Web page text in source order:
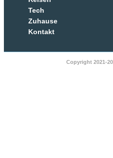
Tech
Zuhause
Kontakt
Copyright 2021-